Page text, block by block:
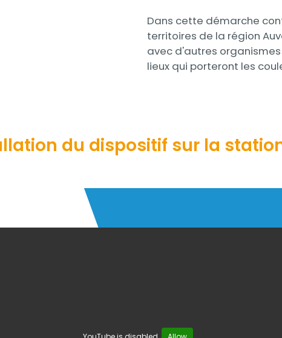
Dans cette démarche
territoires de la région
avec d'autres
lieux qui porteront les
du dispositif sur la